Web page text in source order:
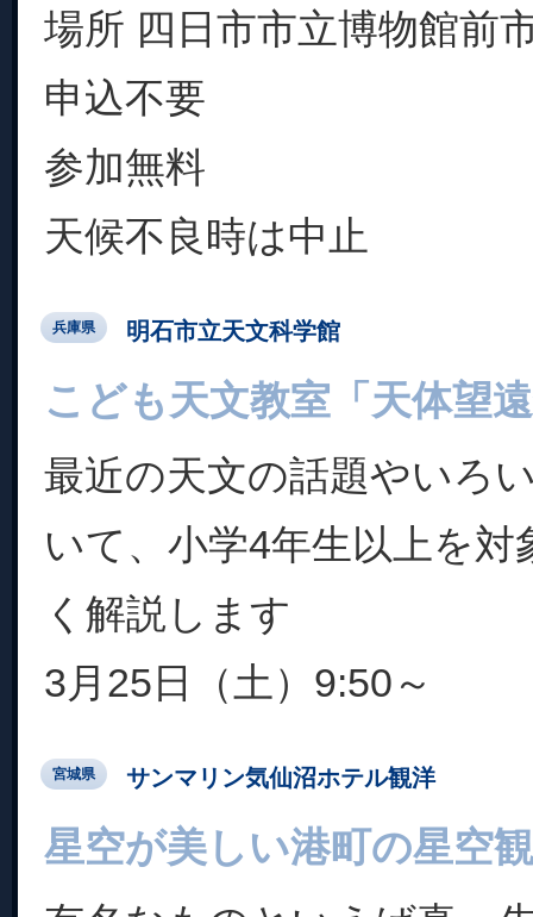
場所 四日市市立博物館前
申込不要
参加無料
天候不良時は中止
兵庫県 明石市立天文科学館
こども天文教室「天体望
最近の天文の話題やいろ
いて、小学4年生以上を
く解説します
3月25日（土）9:50～
宮城県 サンマリン気仙沼ホテル観洋
星空が美しい港町の星空